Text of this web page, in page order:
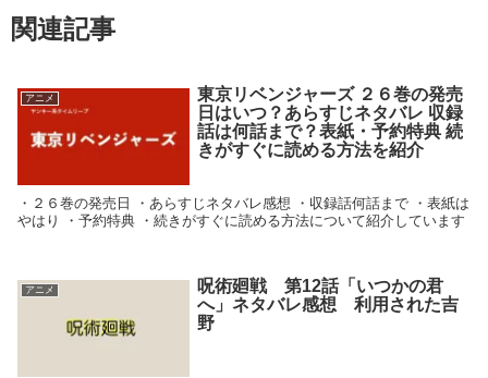
関連記事
アニメ
東京リベンジャーズ ２６巻の発売
日はいつ？あらすじネタバレ 収録
話は何話まで？表紙・予約特典 続
きがすぐに読める方法を紹介
・２６巻の発売日 ・あらすじネタバレ感想 ・収録話何話まで ・表紙は
やはり ・予約特典 ・続きがすぐに読める方法について紹介しています
アニメ
呪術廻戦 第12話「いつかの君
へ」ネタバレ感想 利用された吉
野